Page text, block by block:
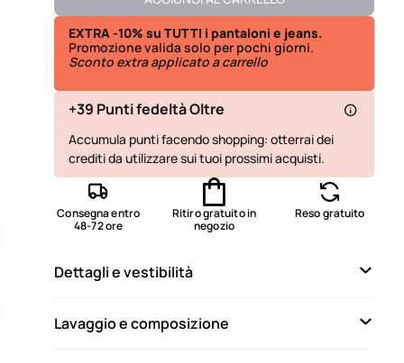
Disponibile
Non disponibile Mostra articoli simili
Ultimo disponibile
Disponibile
Non disponibile Mostra articoli simili
EXTRA -10% su TUTTI i pantaloni e jeans.
Promozione valida solo per pochi giorni.
Sconto extra applicato a carrello
+39 Punti fedeltà Oltre
Accumula punti facendo shopping: otterrai dei
crediti da utilizzare sui tuoi prossimi acquisti.
Consegna entro
48-72 ore
Ritiro gratuito in
negozio
Reso gratuito
Dettagli e vestibilità
Lavaggio e composizione